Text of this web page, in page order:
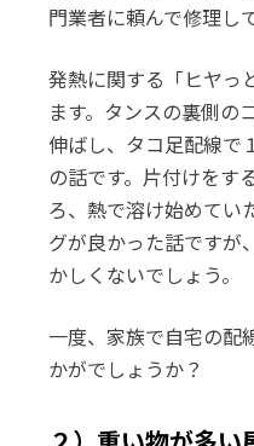
門業者に頼んで修理し
発熱に関する「ヒヤっ
ます。タンスの裏側の
伸ばし、タコ足配線で
の話です。片付けをす
ろ、熱で溶け始めてい
グが良かった話ですが
かしくないでしょう。
一度、家族で自宅の配
かがでしょうか？